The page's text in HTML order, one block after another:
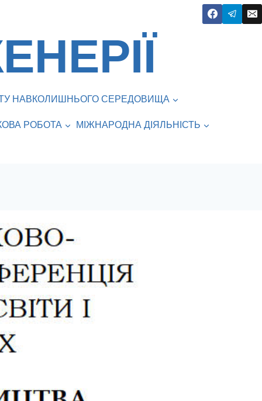
НАВКОЛИШНЬОГО СЕРЕДОВИЩА
РОБОТА МІЖНАРОДНА ДІЯЛЬНІСТЬ